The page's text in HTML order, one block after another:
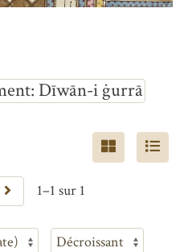
Dīwān-i ġurrā
1–1 sur 1